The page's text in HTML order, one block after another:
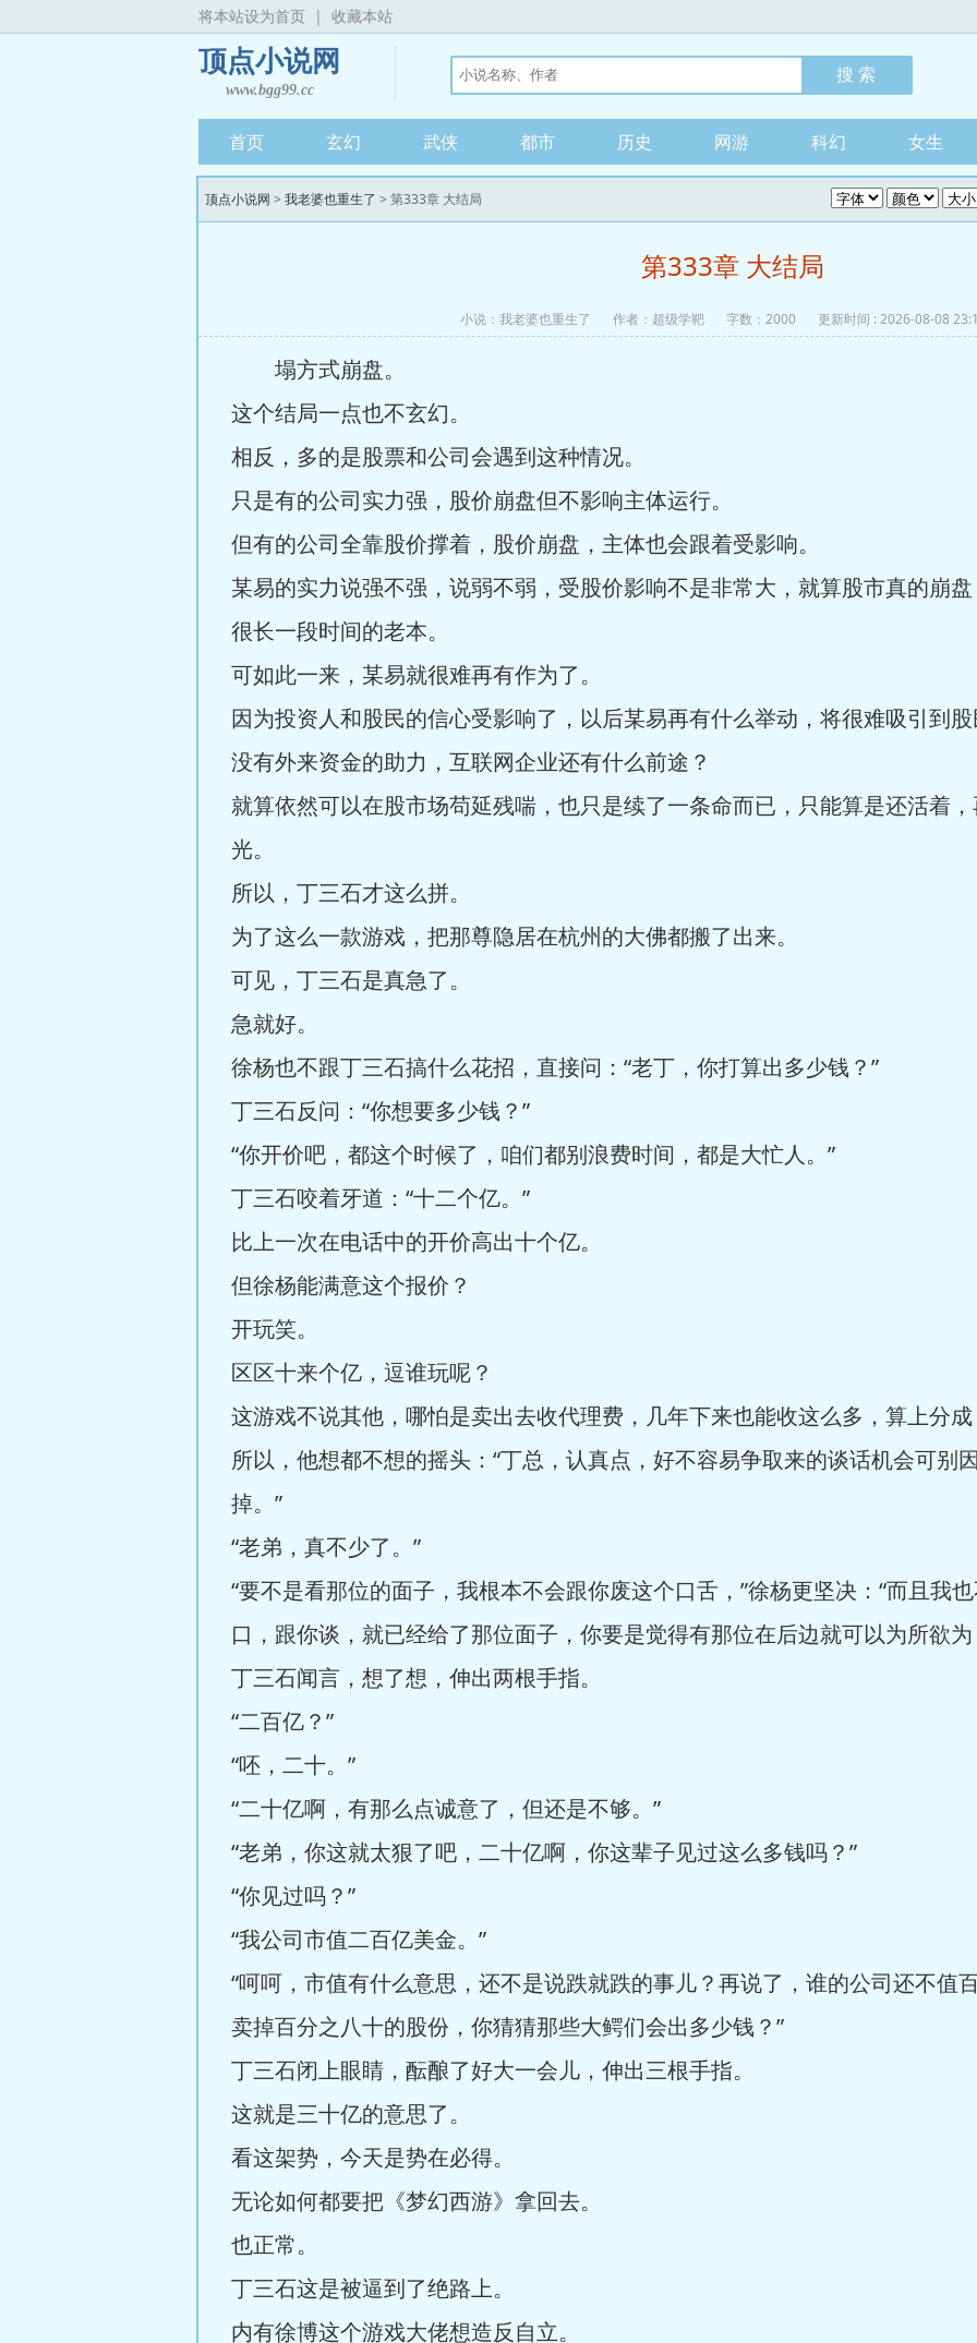
将本站设为首页 | 收藏本站
顶点小说网
www.bgg99.cc
首页 玄幻 武侠 都市 历史 网游 科幻 女生
顶点小说网 > 我老婆也重生了 > 第333章 大结局
第333章 大结局
小说： 我老婆也重生了 作者：超级学靶 字数：2000 更新时间 : 2026-08-08
塌方式崩盘。
这个结局一点也不玄幻。
相反，多的是股票和公司会遇到这种情况。
只是有的公司实力强，股价崩盘但不影响主体运行。
但有的公司全靠股价撑着，股价崩盘，主体也会跟着受影响。
某易的实力说强不强，说弱不弱，受股价影响不是非常大，就算股市真的崩
很长一段时间的老本。
可如此一来，某易就很难再有作为了。
因为投资人和股民的信心受影响了，以后某易再有什么举动，将很难吸引到
没有外来资金的助力，互联网企业还有什么前途？
就算依然可以在股市场苟延残喘，也只是续了一条命而已，只能算是还活着
光。
所以，丁三石才这么拼。
为了这么一款游戏，把那尊隐居在杭州的大佛都搬了出来。
可见，丁三石是真急了。
急就好。
徐杨也不跟丁三石搞什么花招，直接问：“老丁，你打算出多少钱？”
丁三石反问：“你想要多少钱？”
“你开价吧，都这个时候了，咱们都别浪费时间，都是大忙人。”
丁三石咬着牙道：“十二个亿。”
比上一次在电话中的开价高出十个亿。
但徐杨能满意这个报价？
开玩笑。
区区十来个亿，逗谁玩呢？
这游戏不说其他，哪怕是卖出去收代理费，几年下来也能收这么多，算上分
所以，他想都不想的摇头：“丁总，认真点，好不容易争取来的谈话机会可别
掉。”
“老弟，真不少了。”
“要不是看那位的面子，我根本不会跟你废这个口舌，”徐杨更坚决：“而且我
口，跟你谈，就已经给了那位面子，你要是觉得有那位在后边就可以为所欲
丁三石闻言，想了想，伸出两根手指。
“二百亿？”
“呸，二十。”
“二十亿啊，有那么点诚意了，但还是不够。”
“老弟，你这就太狠了吧，二十亿啊，你这辈子见过这么多钱吗？”
“你见过吗？”
“我公司市值二百亿美金。”
“呵呵，市值有什么意思，还不是说跌就跌的事儿？再说了，谁的公司还不值
卖掉百分之八十的股份，你猜猜那些大鳄们会出多少钱？”
丁三石闭上眼睛，酝酿了好大一会儿，伸出三根手指。
这就是三十亿的意思了。
看这架势，今天是势在必得。
无论如何都要把《梦幻西游》拿回去。
也正常。
丁三石这是被逼到了绝路上。
内有徐博这个游戏大佬想造反自立。